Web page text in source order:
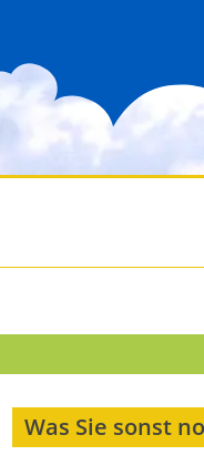
Was Sie sonst